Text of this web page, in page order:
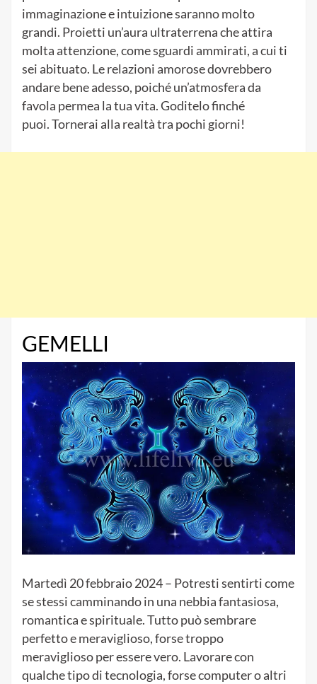
immaginazione e intuizione saranno molto
grandi. Proietti un’aura ultraterrena che attira
molta attenzione, come sguardi ammirati, a cui ti
sei abituato. Le relazioni amorose dovrebbero
andare bene adesso, poiché un’atmosfera da
favola permea la tua vita.Goditelo finché
puoi.Tornerai alla realtà tra pochi giorni!
GEMELLI
Martedì 20 febbraio 2024 – Potresti sentirti come
se stessi camminando in una nebbia fantasiosa,
romantica e spirituale.Tutto può sembrare
perfetto e meraviglioso, forse troppo
meraviglioso per essere vero. Lavorare con
qualche tipo di tecnologia, forse computer o altri